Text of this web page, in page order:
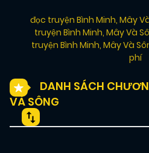
đọc truyện Bình Minh, Mây
truyện Bình Minh, Mây Và
truyện Bình Minh, Mây Và
phí
DANH SÁCH
VÀ SÔNG